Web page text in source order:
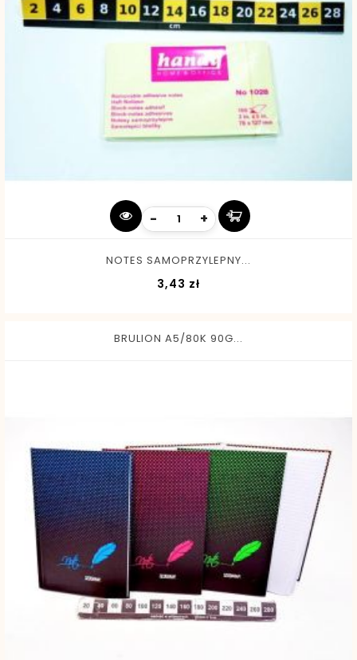
- +
NOTES SAMOPRZYLEPNY...
3,43 złCena
BRULION A5/80K 90G...